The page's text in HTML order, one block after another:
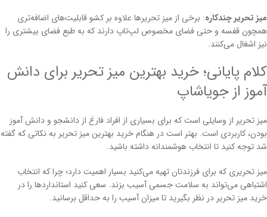
میز تحریر چندکاره: برخی از میز تحریرها علاوه بر کشو قابلیت‌های اضافه‌تری
همچون قفسه و حتی فضای مخصوص لپ‌تاپ دارند که به طبع فضای بیشتری را
نیز اشغال می‌کنند.
کلام پایانی؛ خرید بهترین میز تحریر برای دانش
آموز از جویاشاپ
میز تحریر از وسایلی است که برای بسیاری از افراد فارغ از دانشجو و دانش آموز
بودن، کاربردی است. بهتر است در هنگام خرید بهترین میز تحریر به نکاتی که گفته
شد توجه کنید تا انتخاب هوشمندانه داشته باشید.
میز تحریری که برای فرزندتان تهیه می‌کنید بسیار اهمیت دارد؛ چرا که انتخاب
اشتباهی می‌تواند به سلامت جسمی آسیب بزند. سعی کنید استانداردها را در
خرید میز تحریر در نظر بگیرید تا میزان آسیب را به حداقل برسانید.